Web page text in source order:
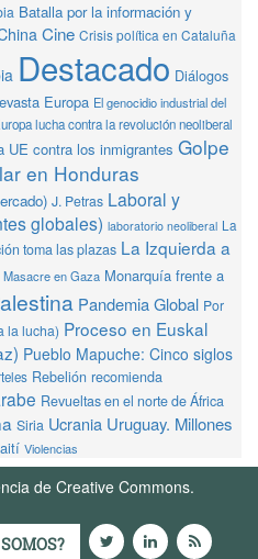
Batalla por la información y
Cine Crisis política en Cataluña
Destacado Diálogos
Europa El genocidio industrial del
lucha contra la revolución neoliberal
UE contra los inmigrantes Golpe
en Honduras
J. Petras Laboral y
globales) laboratorio neoliberal La
toma las plazas La Izquierda a
Masacre en Gaza Monarquía frente a
Pandemia Global Por
la lucha) Proceso en Euskal
Pueblo Mapuche: Cinco siglos
Rebelión recomienda
Revueltas en el norte de África
Siria Ucrania Uruguay. Millones
Violencias
de Creative Commons.